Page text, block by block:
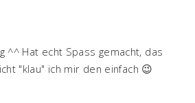
^^ Hat echt Spass gemacht, das
"klau" ich mir den einfach 😉